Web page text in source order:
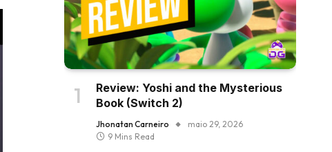
Review: Yoshi and the Mysterious
Book (Switch 2)
Jhonatan Carneiro
maio 29, 2026
9 Mins Read